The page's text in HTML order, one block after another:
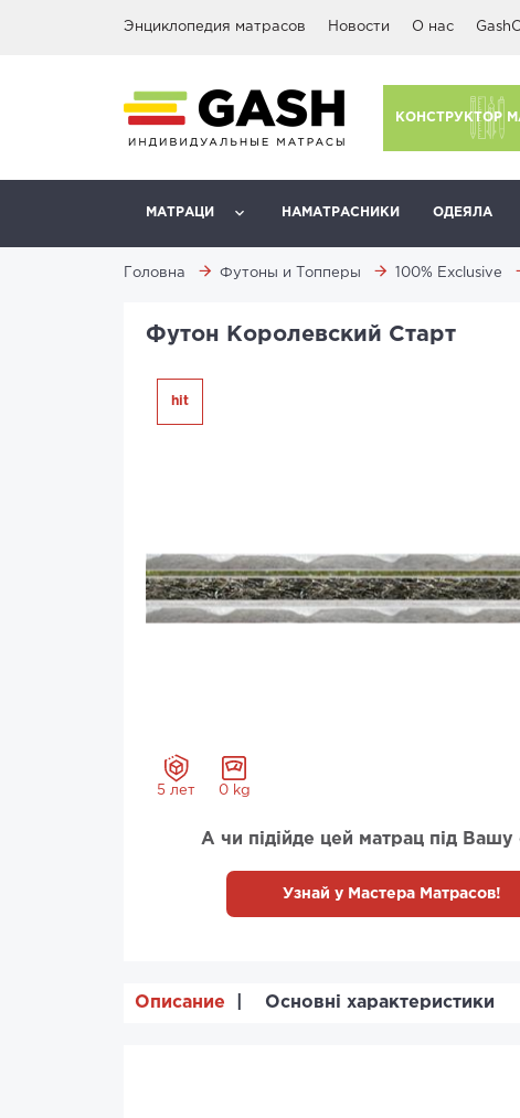
Энциклопедия матрасов Новости О нас
КОНСТРУКТОР
МАТРАЦИ НАМАТРАСНИКИ ОДЕЯЛА
Головна Футоны и Топперы 100% Exclusive
Футон Королевский Старт
hit
5 лет 0 kg
А чи підійде цей матрац під Вашу
Узнай у Мастера Матрасов!
Описание Основні характеристики